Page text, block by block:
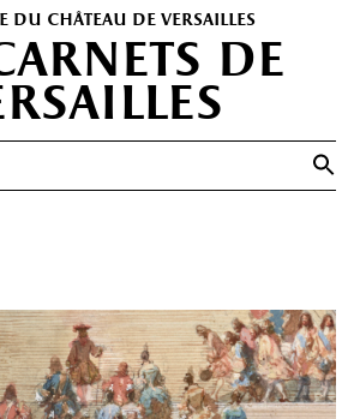
du château de versailles
de
SPECTACLES
PORTFOLIOS
HISTOIRE(S)